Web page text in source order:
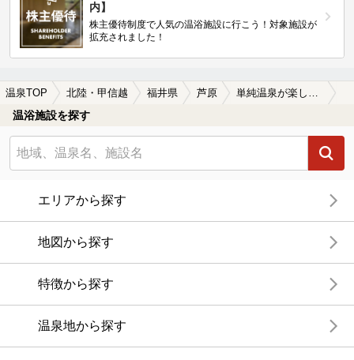
内】
株主優待制度で人気の温浴施設に行こう！対象施設が
拡充されました！
温泉TOP 北陸・甲信越 福井県 芦原 単純温泉が楽しめる芦原の温泉、日帰り温泉、スーパー銭湯おすすめ
温浴施設を探す
エリアから探す
地図から探す
特徴から探す
温泉地から探す